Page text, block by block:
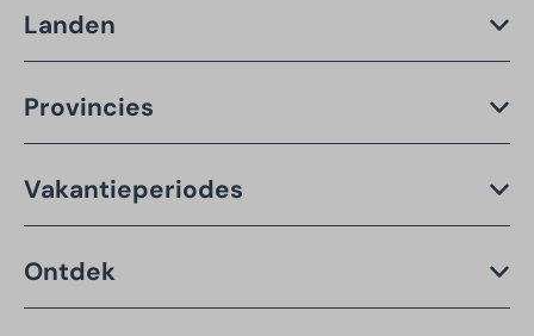
Landen
Provincies
Vakantieperiodes
Ontdek